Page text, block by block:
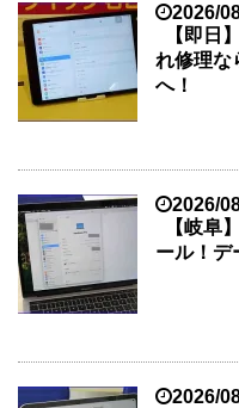
2026/
【即日
れ修理な
へ！
2026/
【岐阜
ール！デ
2026/